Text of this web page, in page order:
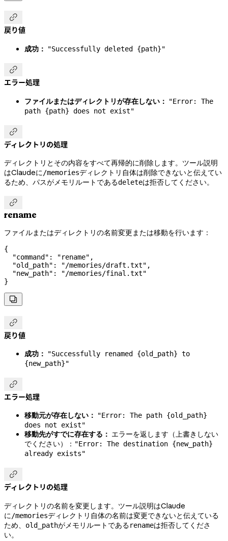

戻り値
成功： "Successfully deleted {path}"

エラー処理
ファイルまたはディレクトリが存在しない：
"Error: The
path {path} does not exist"

ディレクトリの処理
ディレクトリとその内容をすべて再帰的に削除します。ツール説明
はClaudeに/memoriesディレクトリ自体は削除できないと伝えてい
るため、パスがメモリルートであるdeleteは拒否してください。

rename
ファイルまたはディレクトリの名前変更または移動を行います：
{
  "command"
: "rename" ,
  "old_path"
: "/memories/draft.txt" ,
  "new_path"
:
"/memories/final.txt"
}


戻り値
成功：
"Successfully renamed {old_path} to
{new_path}"

エラー処理
移動元が存在しない：
"Error: The path {old_path}
does not exist"
移動先がすでに存在する： エラーを返します（上書きしない
でください）： "Error: The destination {new_path}
already exists"

ディレクトリの処理
ディレクトリの名前を変更します。ツール説明はClaude
に/memoriesディレクトリ自体の名前は変更できないと伝えている
ため、
old_pathがメモリルートであるrenameは拒否してくださ
い。